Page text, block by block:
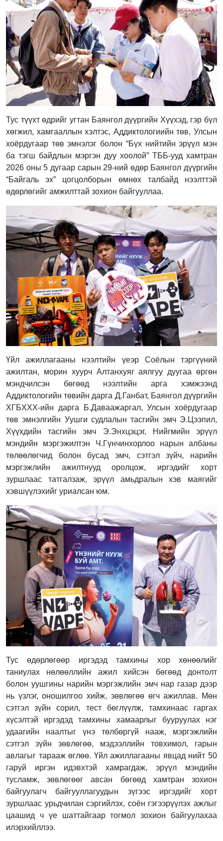
Тус түүхт өдрийг угтан Баянгол дүүргийн Хүүхэд, гэр бүл
хөгжил, хамгааллын хэлтэс, Аддиктологиийн төв, Улсын
хоёрдугаар төв эмнэлэг болон “Бүх нийтийн эрүүл мэн
ба тэгш байдлын мэргэн дуу хоолой” ТББ-ууд хамтран
2026 оны 5 дугаар сарын 29-ний өдөр Баянгол дүүргийн
“Байгаль эх” цогцолборын өмнөх талбайд нээлттэй
өдөрлөгийг амжилттай зохион байгууллаа.
Үйл ажиллагааны нээлтийн үеэр Соёлын тэргүүний
ажилтан, морин хуурч Алтанхуяг аялгуу дуугаа өргөн
мэндчилсэн бөгөөд нээлтийн арга хэмжээнд
Аддиктологийн төвийн дарга Д.Ганбат, Баянгол дүүргийн
ХГБХХХ-ийн дарга Б.Даваажаргал, Улсын хоёрдугаар
төв эмнэлгийн Уушги судлалын тасгийн эмч Э.Цээпил,
Хүүхдийн тасгийн эмч Э.Энхцэцэг, Нийгмийн эрүүл
мэндийн мэргэжилтэн Ч.Гүнчинхорлоо нарын албаны
төлөөлөгчид болон бусад эмч, сэтгэл зүйч, нарийн
мэргэжлийн ажилтнууд оролцож, иргэдийг хорт
зуршлаас татгалзаж, эрүүл амьдралын хэв маягийг
хэвшүүлэхийг уриалсан юм.
Тус өдөрлөгөөр иргэдэд тамхины хор хөнөөлийг
таниулах нөлөөллийн ажил хийсэн бөгөөд донтолт
болон уушгины нарийн мэргэжлийн эмч нар газар дээр
нь үзлэг, оношилгоо хийж, зөвлөгөө өгч ажиллав. Мөн
сэтгэл зүйн сорил, тест бөглүүлж, тамхинаас гаргах
хүсэлтэй иргэдэд тамхины хамаарлыг бууруулах нэг
удаагийн наалтыг үнэ төлбөргүй нааж, мэргэжлийн
сэтгэл зүйн зөвлөгөө, мэдээллийн товхимол, гарын
авлагыг тарааж өглөө. Үйл ажиллагааны явцад нийт 50
гаруй иргэн идэвхтэй хамрагдаж, эрүүл мэндийн
тусламж, зөвлөгөөг авсан бөгөөд хамтран зохион
байгуулагч байгууллагуудын зүгээс иргэдийг хорт
зуршлаас урьдчилан сэргийлэх, соён гэгээрүүлэх ажлыг
цаашид ч үе шаттайгаар тогмол зохион байгуулахаа
илэрхийллээ.